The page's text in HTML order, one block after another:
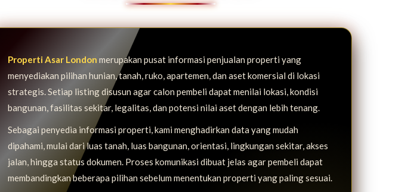
Properti Asar London merupakan pusat informasi penjualan properti yang
menyediakan pilihan hunian, tanah, ruko, apartemen, dan aset komersial di lokasi
strategis. Setiap listing disusun agar calon pembeli dapat menilai lokasi, kondisi
bangunan, fasilitas sekitar, legalitas, dan potensi nilai aset dengan lebih tenang.
Sebagai penyedia informasi properti, kami menghadirkan data yang mudah
dipahami, mulai dari luas tanah, luas bangunan, orientasi, lingkungan sekitar, akses
jalan, hingga status dokumen. Proses komunikasi dibuat jelas agar pembeli dapat
membandingkan beberapa pilihan sebelum menentukan properti yang paling sesuai.